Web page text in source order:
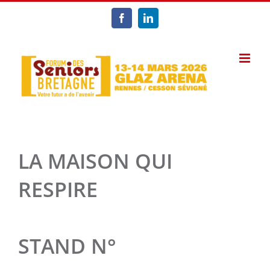
Passer
FacebookLinkedIn
LA MAISON QUI
RESPIRE
STAND N°